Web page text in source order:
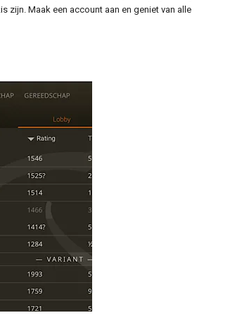
zijn. Maak een account aan en geniet van alle